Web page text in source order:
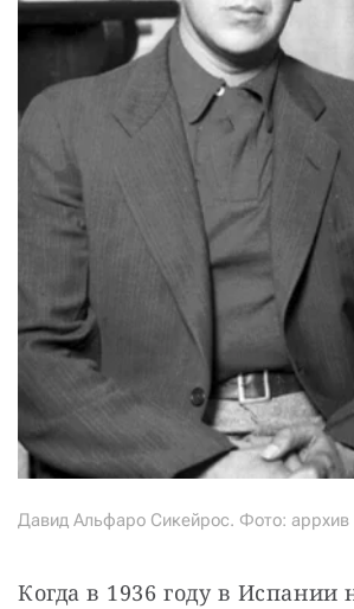
Давид Альфаро Сикейрос. Фото: аррхив
Когда в 1936 году в Испании